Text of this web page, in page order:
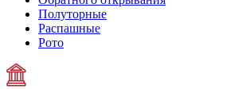
Полуторные
Распашные
Рото